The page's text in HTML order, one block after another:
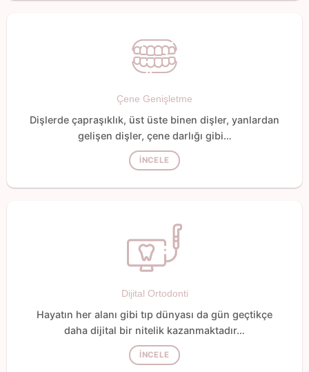
Çene Genişletme
Dişlerde çapraşıklık, üst üste binen dişler, yanlardan
gelişen dişler, çene darlığı gibi…
İNCELE
Dijital Ortodonti
Hayatın her alanı gibi tıp dünyası da gün geçtikçe
daha dijital bir nitelik kazanmaktadır…
İNCELE